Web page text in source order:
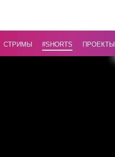
СТРИМЫ #Shorts ПРОЕКТЫ